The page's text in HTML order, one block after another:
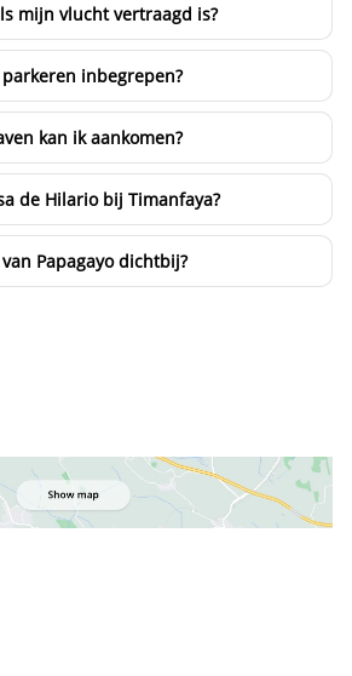
mijn vlucht vertraagd is?
inbegrepen?
kan ik aankomen?
de Hilario bij Timanfaya?
Papagayo dichtbij?